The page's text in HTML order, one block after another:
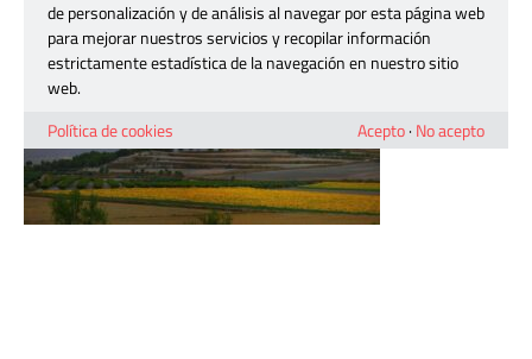
Miguelfrances2
3 abril, 2026
de personalización y de análisis al navegar por esta página web
para mejorar nuestros servicios y recopilar información
estrictamente estadística de la navegación en nuestro sitio
web.
Política de cookies
Acepto· No acepto